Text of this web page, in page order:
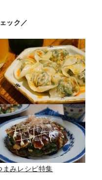
ック／
まみレシピ特集